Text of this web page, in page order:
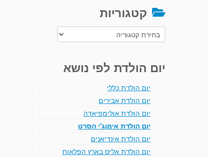
קטגוריות
קטגוריות
יום הולדת לפי נושא
יום הולדת כללי
יום הולדת אבירים
יום הולדת אולימפיאדה
יום הולדת אימוג'י הסרט
יום הולדת אינדיאנים
יום הולדת אליס בארץ הפלאות